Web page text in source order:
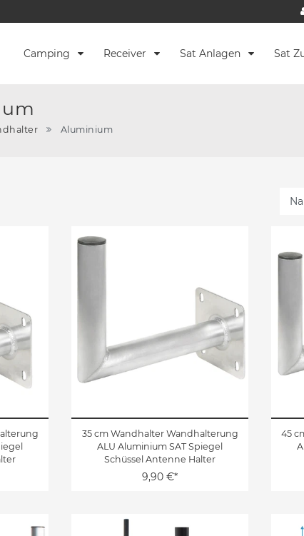
Camping Receiver Sat Anlagen Sat
Aluminium
35 cm Wandhalter Wandhalterung
ALU Aluminium SAT Spiegel
Schüssel Antenne Halter
9,90 €*
45